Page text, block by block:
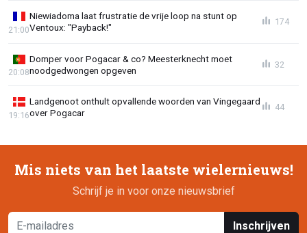
Niewiadoma laat frustratie de vrije loop na stunt op
Ventoux: "Payback!"
21:00
174
Domper voor Pogacar & co? Meesterknecht moet
noodgedwongen opgeven
20:08
32
Landgenoot onthult opvallende woorden van Vingegaard
over Pogacar
19:16
44
Mis niets van het laatste wielernieuws!
Schrijf je in voor onze nieuwsbrief
Inschrijven